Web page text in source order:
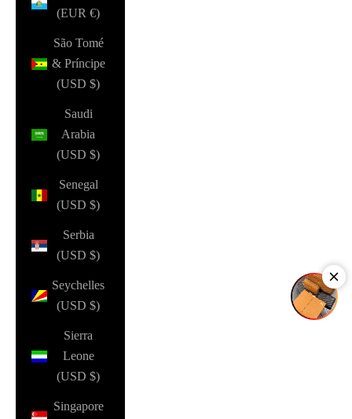
(EUR €)
São Tomé
& Príncipe
(USD $)
Saudi
Arabia
(USD $)
Senegal
(USD $)
Serbia
(USD $)
Seychelles
(USD $)
Sierra
Leone
(USD $)
Singapore